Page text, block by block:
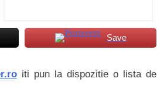
Save
iti pun la dispozitie o lista de